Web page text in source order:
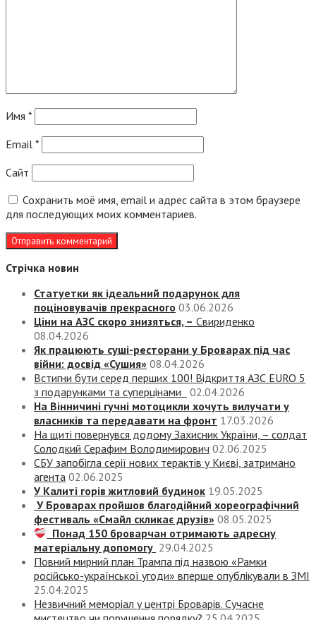
Имя *
Email *
Сайт
Сохранить моё имя, email и адрес сайта в этом браузере
для последующих моих комментариев.
Стрічка новин
Статуетки як ідеальний подарунок для
поціновувачів прекрасного 03.06.2026
Ціни на АЗС скоро знизяться, – Свириденко
08.04.2026
Як працюють суші-ресторани у Броварах під час
війни: досвід «Сушия» 08.04.2026
Встигни бути серед перших 100! Відкриття АЗС EURO 5
з подарунками та суперцінами
02.04.2026
На Вінничині гучні мотоцикли хочуть вилучати у
власників та передавати на фронт 17.03.2026
На щиті повернувся додому Захисник України, – солдат
Солодкий Серафим Володимирович 02.06.2025
СБУ запобігла серії нових терактів у Києві, затримано
агента 02.06.2025
У Калиті горів житловий будинок 19.05.2025
У Броварах пройшов благодійний хореографічний
фестиваль «Смайл скликає друзів» 08.05.2025
Понад 150 броварчан отримають адресну
матеріальну допомогу 29.04.2025
Повний мирний план Трампа під назвою «‎Рамки
російсько-української угоди» вперше опублікували в ЗМІ
25.04.2025
Незвичний меморіал у центрі Броварів. Сучасне